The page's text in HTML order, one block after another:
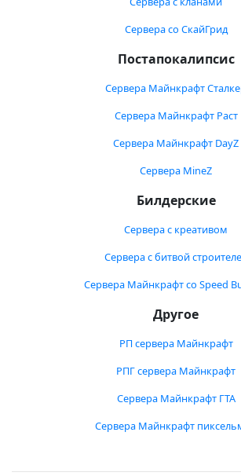
Сервера со СкайГрид
Постапокалипсис
Сервера Майнкрафт
Сервера Майнкрафт Раст
Сервера Майнкрафт DayZ
Сервера MineZ
Билдерские
Сервера с креативом
Сервера с битвой
Сервера Майнкрафт со Speed
Другое
РП сервера Майнкрафт
РПГ сервера Майнкрафт
Сервера Майнкрафт ГТА
Сервера Майнкрафт